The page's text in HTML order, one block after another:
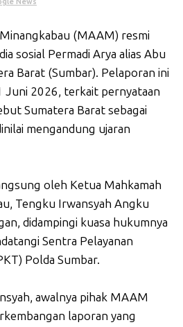
News
(MAAM) resmi
sosial Permadi Arya alias Abu
Barat (Sumbar). Pelaporan ini
Juni 2026, terkait pernyataan
Sumatera Barat sebagai
mengandung ujaran
oleh Ketua Mahkamah
Tengku Irwansyah Angku
didampingi kuasa hukumnya
Sentra Pelayanan
Polda Sumbar.
awalnya pihak MAAM
laporan yang